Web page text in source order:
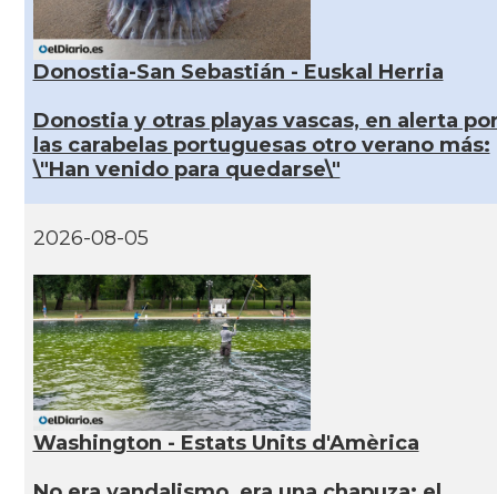
Donostia-San Sebastián - Euskal Herria
Donostia y otras playas vascas, en alerta
las carabelas portuguesas otro verano más:
\"Han venido para quedarse\"
2026-08-05
Washington - Estats Units d'Amèrica